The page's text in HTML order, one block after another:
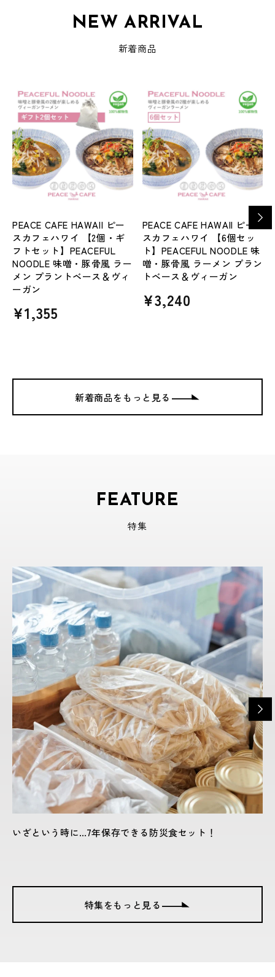
NEW ARRIVAL
新着商品
PEACE CAFE HAWAII ピー
スカフェハワイ 【2個・ギ
フトセット】PEACEFUL
NOODLE 味噌・豚骨風 ラー
メン プラントベース＆ヴィ
ーガン
通
常
¥1,355
PEACE CAFE HAWAII ピー
スカフェハワイ 【6個セッ
ト】PEACEFUL NOODLE 味
噌・豚骨風 ラーメン プラン
トベース＆ヴィーガン
通
常
¥3,240
新着商品をもっと見る
FEATURE
特集
いざという時に…7年保存できる防災食セット！
特集をもっと見る